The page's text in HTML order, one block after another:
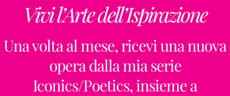
Vivi l’Arte dell’Ispirazione
Una volta al mese, ricevi una nuova
opera dalla mia serie
Iconics/Poetics, insieme a